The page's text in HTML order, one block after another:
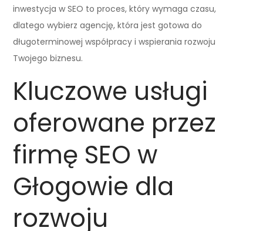
inwestycja w SEO to proces, który wymaga czasu,
dlatego wybierz agencję, która jest gotowa do
długoterminowej współpracy i wspierania rozwoju
Twojego biznesu.
Kluczowe usługi
oferowane przez
firmę SEO w
Głogowie dla
rozwoju